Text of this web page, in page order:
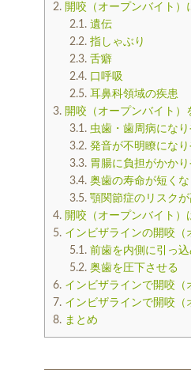
2.開咬（オープンバイト）
2.1.遺伝
2.2.指しゃぶり
2.3.舌癖
2.4.口呼吸
2.5.耳鼻科領域の疾患
3.開咬（オープンバイト）
3.1.虫歯・歯周病になり
3.2.発音が不明瞭になり
3.3.胃腸に負担がかかり
3.4.奥歯の寿命が短くな
3.5.顎関節症のリスクが
4.開咬（オープンバイト）
5.インビザラインの開咬（
5.1.前歯を内側に引っ込
5.2.奥歯を圧下させる
6.インビザラインで開咬（
7.インビザラインで開咬（
8.まとめ